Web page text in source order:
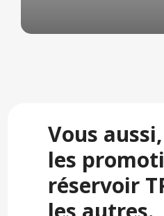
Vous
les
réservoir